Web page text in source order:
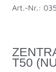
Art.-Nr.:
T50